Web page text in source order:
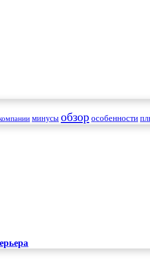
минусы обзор особенности